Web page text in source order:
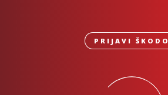
PRIJAVI ŠKODO